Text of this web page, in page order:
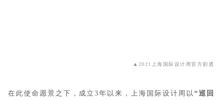
▲2021上海国际设计周官方剧透
在此使命愿景之下，成立3年以来，上海国际设计周以 “巡回